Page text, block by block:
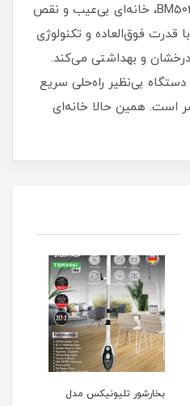
با بخارشوی بیسمارک مدل BM502، خانه‌ای بی‌عیب و نقص
قدرت فوق‌العاده و تکنولوژی
و بهداشتی می‌کند.
بی‌نظیر راه‌حلی سریع
است. همین حالا خانه‌ای
بخارشور تلیونیکس مدل